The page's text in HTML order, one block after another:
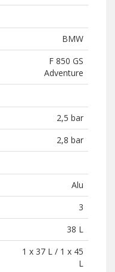
BMW
F 850 GS
Adventure
2,5 bar
2,8 bar
Alu
3
38 L
1 x 37 L / 1 x 45
L